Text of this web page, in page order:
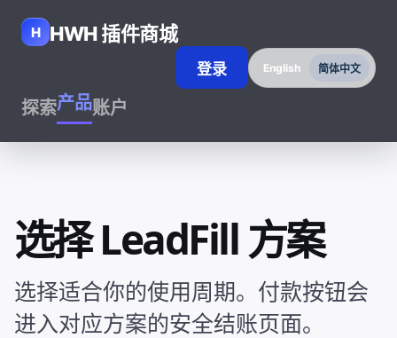
H HWH 插件商城
探索产品账户
登录 English 简体中文
选择 LeadFill 方案
选择适合你的使用周期。付款按钮会
进入对应方案的安全结账页面。